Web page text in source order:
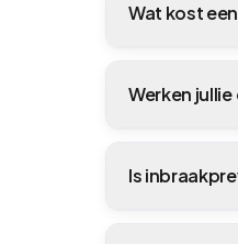
Wat kost
Werken
Is